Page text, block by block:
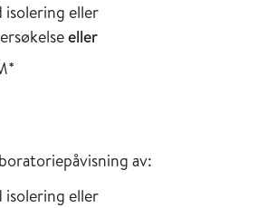
isolering eller
eller
av:
isolering eller